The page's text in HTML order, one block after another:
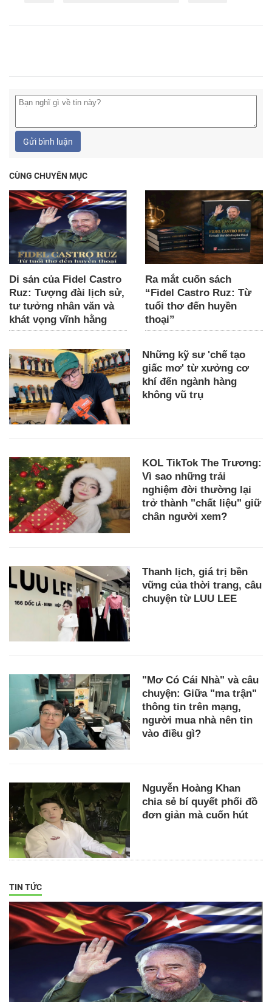
Gửi bình luận
CÙNG CHUYÊN MỤC
Di sản của Fidel Castro
Ruz: Tượng đài lịch sử,
tư tưởng nhân văn và
khát vọng vĩnh hằng
Ra mắt cuốn sách
“Fidel Castro Ruz: Từ
tuổi thơ đến huyền
thoại”
Những kỹ sư 'chế tạo
giấc mơ' từ xưởng cơ
khí đến ngành hàng
không vũ trụ
KOL TikTok The Trương:
Vì sao những trải
nghiệm đời thường lại
trở thành "chất liệu" giữ
chân người xem?
Thanh lịch, giá trị bền
vững của thời trang, câu
chuyện từ LUU LEE
"Mơ Có Cái Nhà" và câu
chuyện: Giữa "ma trận"
thông tin trên mạng,
người mua nhà nên tin
vào điều gì?
Nguyễn Hoàng Khan
chia sẻ bí quyết phối đồ
đơn giản mà cuốn hút
TIN TỨC